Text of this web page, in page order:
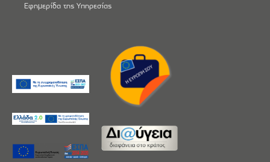
Εφημερίδα της Υπηρεσίας